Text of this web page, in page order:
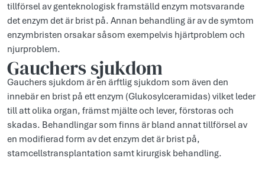
tillförsel av genteknologisk framställd enzym motsvarande
det enzym det är brist på. Annan behandling är av de symtom
enzymbristen orsakar såsom exempelvis hjärtproblem och
njurproblem.
Gauchers sjukdom
Gauchers sjukdom är en ärftlig sjukdom som även den
innebär en brist på ett enzym (Glukosylceramidas) vilket leder
till att olika organ, främst mjälte och lever, förstoras och
skadas. Behandlingar som finns är bland annat tillförsel av
en modifierad form av det enzym det är brist på,
stamcellstransplantation samt kirurgisk behandling.